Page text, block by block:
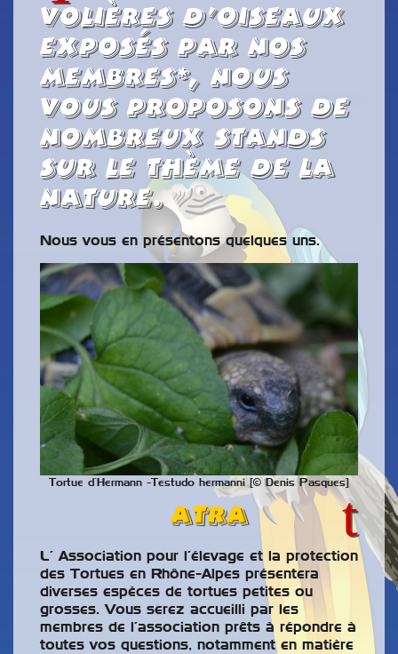
volières d’oiseaux
exposés par nos
membres*, nous
vous proposons de
nombreux stands
sur le thème de la
nature.
Nous vous en présentons quelques uns.
Tortue d’Hermann -Testudo hermanni [© Denis Pasques]
ATRA
L’ Association pour l’élevage et la protection
des Tortues en Rhône-Alpes présentera
diverses espèces de tortues petites ou
grosses. Vous serez accueilli par les
membres de l’association prêts à répondre à
toutes vos questions, notamment en matière